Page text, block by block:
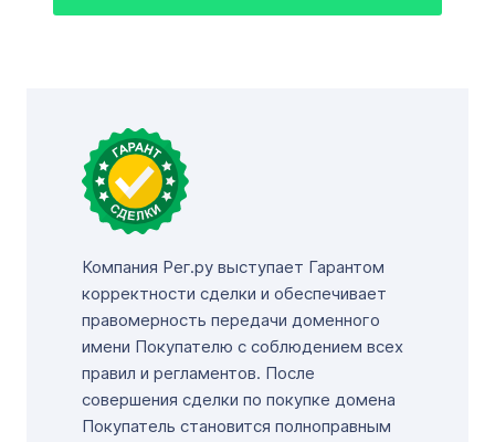
Компания Рег.ру выступает Гарантом
корректности сделки и обеспечивает
правомерность передачи доменного
имени Покупателю с соблюдением всех
правил и регламентов. После
совершения сделки по покупке домена
Покупатель становится полноправным